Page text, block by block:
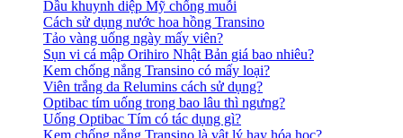
Dầu khuynh diệp Mỹ chống muỗi
Cách sử dụng nước hoa hồng Transino
Tảo vàng uống ngày mấy viên?
Sụn vi cá mập Orihiro Nhật Bản giá bao nhiêu?
Kem chống nắng Transino có mấy loại?
Viên trắng da Relumins cách sử dụng?
Optibac tím uống trong bao lâu thì ngưng?
Uống Optibac Tím có tác dụng gì?